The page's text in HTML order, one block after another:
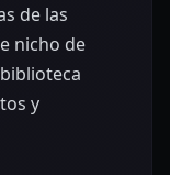
de las
nicho de
y